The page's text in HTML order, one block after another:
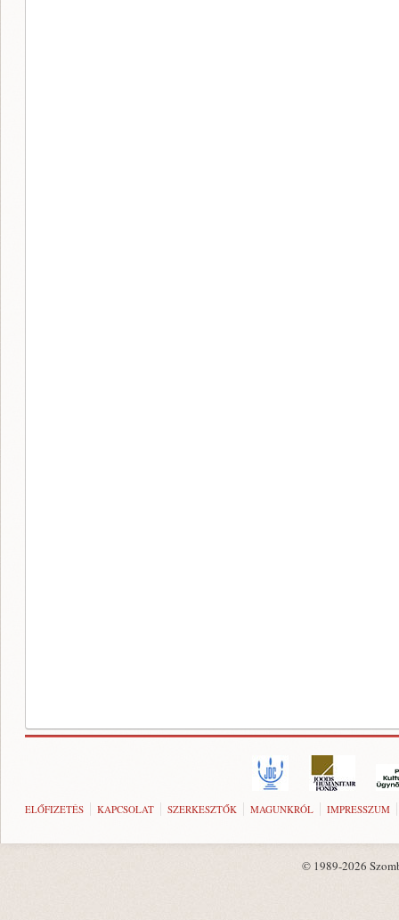
ELŐFIZETÉS KAPCSOLAT SZERKESZTŐK MAGUNKRÓL IMPRESSZUM
© 1989-2026